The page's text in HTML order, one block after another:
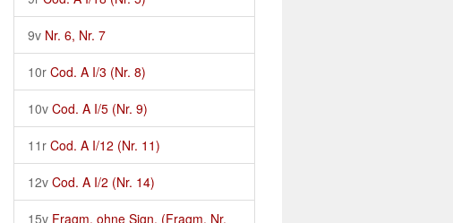
9v Nr. 6, Nr. 7
10r Cod. A I/3 (Nr. 8)
10v Cod. A I/5 (Nr. 9)
11r Cod. A I/12 (Nr. 11)
12v Cod. A I/2 (Nr. 14)
15v Fragm. ohne Sign. (Fragm. Nr.